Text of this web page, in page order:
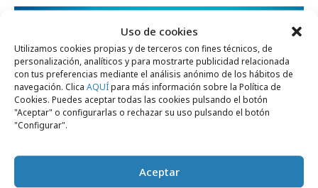
Uso de cookies
Utilizamos cookies propias y de terceros con fines técnicos, de
personalización, analíticos y para mostrarte publicidad relacionada
con tus preferencias mediante el análisis anónimo de los hábitos de
navegación. Clica AQUÍpara más información sobre la Política de
Cookies. Puedes aceptar todas las cookies pulsando el botón
"Aceptar" o configurarlas o rechazar su uso pulsando el botón
"Configurar".
Aceptar